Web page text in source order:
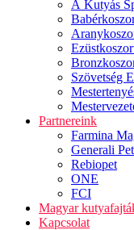
A Kutyás
Szövetség
Partnereink
Farmina
Generali
Rebiopet
ONE
FCI
Magyar
Kapcsolat